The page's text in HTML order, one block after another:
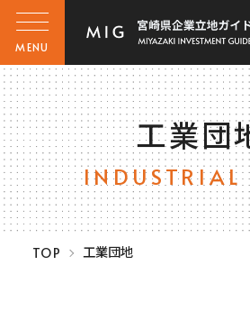
MENU
工業団
INDUSTRIAL
TOP 工業団地